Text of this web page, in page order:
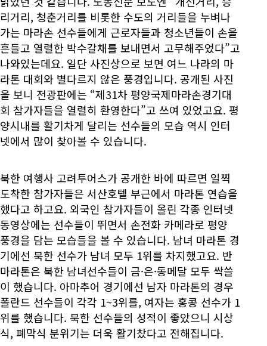
리거리, 청춘거리를 비롯한 수도의 거리들을 누벼나
가는 마라손 선수들에게 근로자들과 청소년들이 손을
흔들고 열렬한 박수갈채를 보내면서 고무해주었다”고
나와있는데요. 일단 사진상으로 보면 여느 나라의 마
라톤 대회와 별다르지 않은 풍경입니다. 공개된 사진
을 보니 전광판에는 “제31차 평양국제마라손경기대
회 참가자들을 열렬히 환영한다”고 쓰여 있었고요. 평
양시내를 활기차게 달리는 선수들의 모습 역시 인터
넷에서 많이 찾아볼 수 있습니다.
북한 여행사 고려투어스가 공개한 바에 따르면 일찍
도착한 참가자들은 서산호텔 부근에서 마라톤 연습을
했다고 하고요. 외국인 참가자들이 올린 각종 인터넷
동영상에는 선수들이 뛰면서 손전화 카메라로 평양
풍경을 담는 모습들을 볼 수 있습니다. 남녀 마라톤 경
기에선 북한 선수가 남녀 모두 1위를 차지했고요. 반
마라톤은 북한 남녀선수들이 금·은·동메달 모두 싹쓸
이 했습니다. 아마추어 경기에선 남자 마라톤의 경우
폴란드 선수들이 각각 1~3위를, 여자는 홍콩 선수가 1
위를 했습니다. 북한 선수들의 성적이 좋았으니 시상
식, 폐막식 분위기는 더욱 활기찼다고 전해집니다.